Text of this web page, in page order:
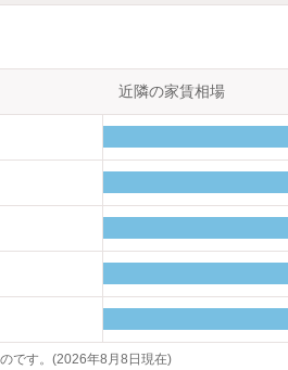
近隣の家賃相場
です。(2026年8月8日現在)